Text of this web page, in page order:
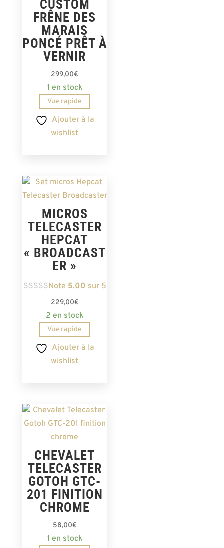
CUSTOM
FRÊNE DES
MARAIS
PONCÉ PRÊT À
VERNIR
299,00€
1 en stock
Vue rapide
Ajouter à la
wishlist
MICROS
TELECASTER
HEPCAT
« BROADCAST
ER »
Note 5.00 sur 5
229,00€
2 en stock
Vue rapide
Ajouter à la
wishlist
CHEVALET
TELECASTER
GOTOH GTC-
201 FINITION
CHROME
58,00€
1 en stock